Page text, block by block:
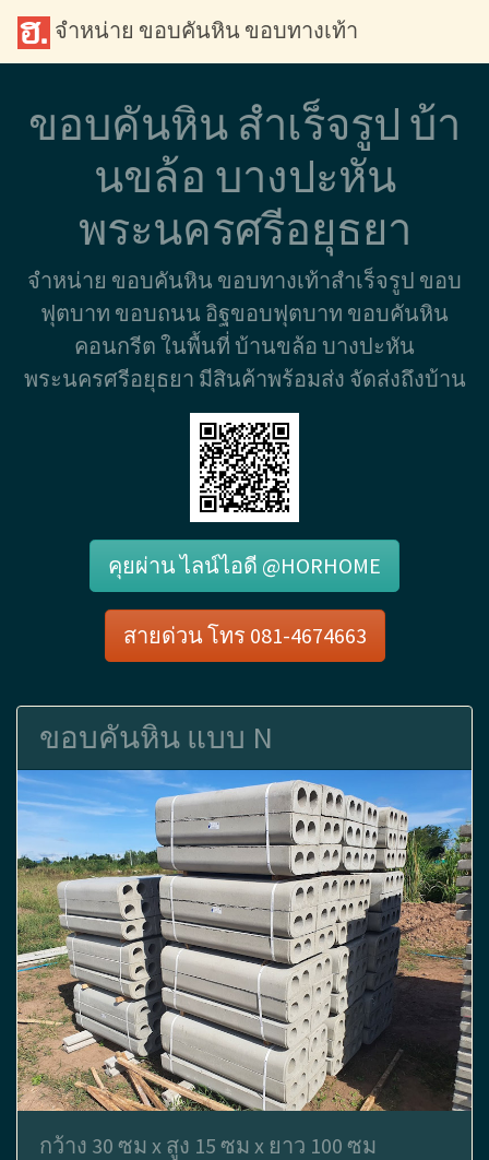
จำหน่าย ขอบคันหิน ขอบทางเท้า
ขอบคันหิน สำเร็จรูป บ้า
นขล้อ บางปะหัน
พระนครศรีอยุธยา
จำหน่าย ขอบคันหิน ขอบทางเท้าสำเร็จรูป ขอบ
ฟุตบาท ขอบถนน อิฐขอบฟุตบาท ขอบคันหิน
คอนกรีต ในพื้นที่ บ้านขล้อ บางปะหัน
พระนครศรีอยุธยา มีสินค้าพร้อมส่ง จัดส่งถึงบ้าน
คุยผ่าน ไลน์ไอดี @HORHOME
สายด่วน โทร 081-4674663
ขอบคันหิน แบบ N
กว้าง 30 ซม x สูง 15 ซม x ยาว 100 ซม